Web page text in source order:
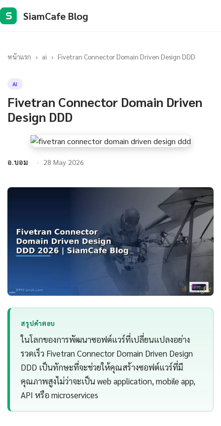
S SiamCafe Blog
หน้าแรก › ai › Fivetran Connector Domain Driven Design DDD
AI
Fivetran Connector Domain Driven
Design DDD
อ.บอม 28 May 2026
สรุปคำตอบ
ในโลกของการพัฒนาซอฟต์แวร์ที่เปลี่ยนแปลงอย่าง
รวดเร็ว Fivetran Connector Domain Driven Design
DDD เป็นทักษะที่จะช่วยให้คุณสร้างซอฟต์แวร์ที่มี
คุณภาพสูงไม่ว่าจะเป็น web application, mobile app,
API หรือ microservices